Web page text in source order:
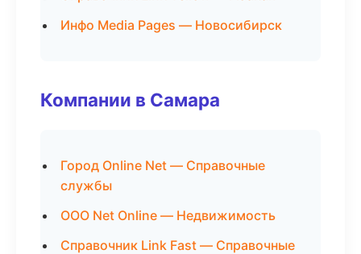
Инфо Media Pages — Новосибирск
Компании в Самара
Город Online Net — Справочные
службы
ООО Net Online — Недвижимость
Справочник Link Fast — Справочные